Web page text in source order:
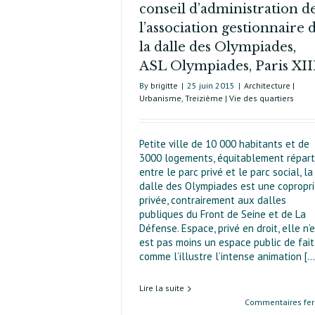
conseil d’administration
l’association gestionnaire
la dalle des Olympiades,
ASL Olympiades, Paris
By brigitte | 25 juin 2015 | Architecture |
Urbanisme, Treizième | Vie des quartiers
Petite ville de 10 000 habitants et de
3000 logements, équitablement
entre le parc privé et le parc social, la
dalle des Olympiades est une
privée, contrairement aux dalles
publiques du Front de Seine et de La
Défense. Espace, privé en droit, elle
est pas moins un espace public de fait,
comme l’illustre l’intense animation
Lire la suite
Commentaires